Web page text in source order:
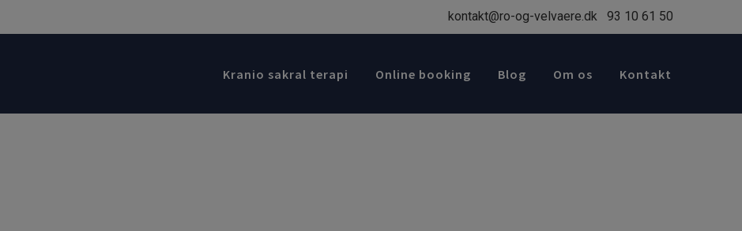
kontakt@ro-og-velvaere.dk 93 10 61 50
Kranio sakral terapi Online booking Blog Om os Kontakt